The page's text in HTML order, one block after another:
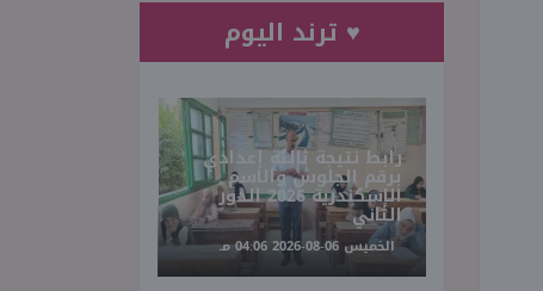
♥ ترند اليوم
رابط نتيجة ثالثة إعدادي
برقم الجلوس والاسم
الإسكندرية 2026 الدور
الثاني
الخميس 06-08-2026 04:06 مـ